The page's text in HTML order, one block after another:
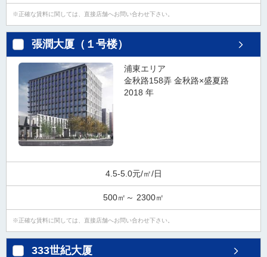
正確な賃料に関しては、直接店舗へお問い合わせ下さい。
張潤大厦（１号楼）
浦東エリア
金秋路158弄 金秋路×盛夏路
2018 年
4.5-5.0元/㎡/日
500㎡～ 2300㎡
正確な賃料に関しては、直接店舗へお問い合わせ下さい。
333世紀大厦